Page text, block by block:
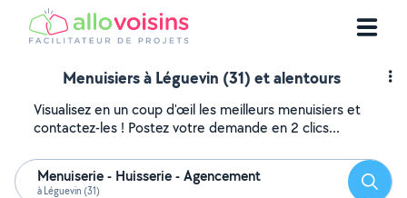
Menuisiers à Léguevin (31) et alentours
Visualisez en un coup d'œil les meilleurs menuisiers et
contactez-les ! Postez votre demande en 2 clics...
Menuiserie - Huisserie - Agencement
à Léguevin (31)